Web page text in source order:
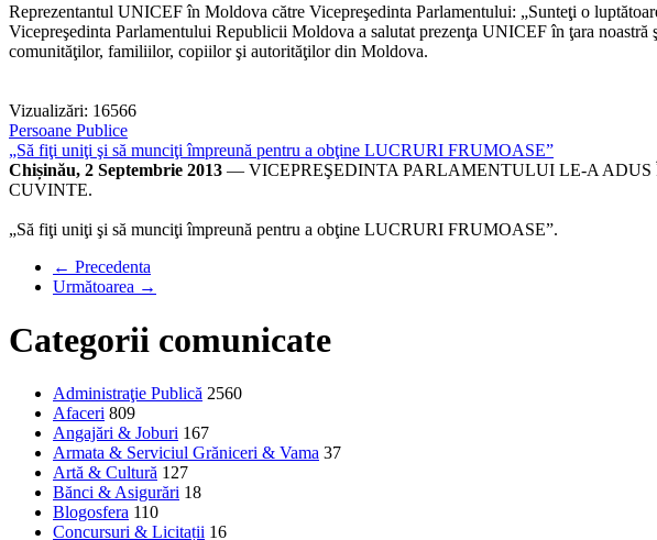
Reprezentantul UNICEF în Moldova către Vicepreşedinta Parlamentului: „Sunteţi o
Vicepreşedinta Parlamentului Republicii Moldova a salutat prezenţa UNICEF în ţara
comunităţilor, familiilor, copiilor şi autorităţilor din Moldova.
Vizualizări: 16566
Persoane Publice
„Să fiţi uniţi şi să munciţi împreună pentru a obţine LUCRURI FRUMOASE”
Chișinău, 2 Septembrie 2013 — VICEPREŞEDINTA PARLAMENTULUI LE-A
CUVINTE.
„Să fiţi uniţi şi să munciţi împreună pentru a obţine LUCRURI FRUMOASE”.
← Precedenta
Următoarea →
Categorii comunicate
Administraţie Publică 2560
Afaceri 809
Angajări & Joburi 167
Armata & Serviciul Grăniceri & Vama 37
Artă & Cultură 127
Bănci & Asigurări 18
Blogosfera 110
Concursuri & Licitații 16